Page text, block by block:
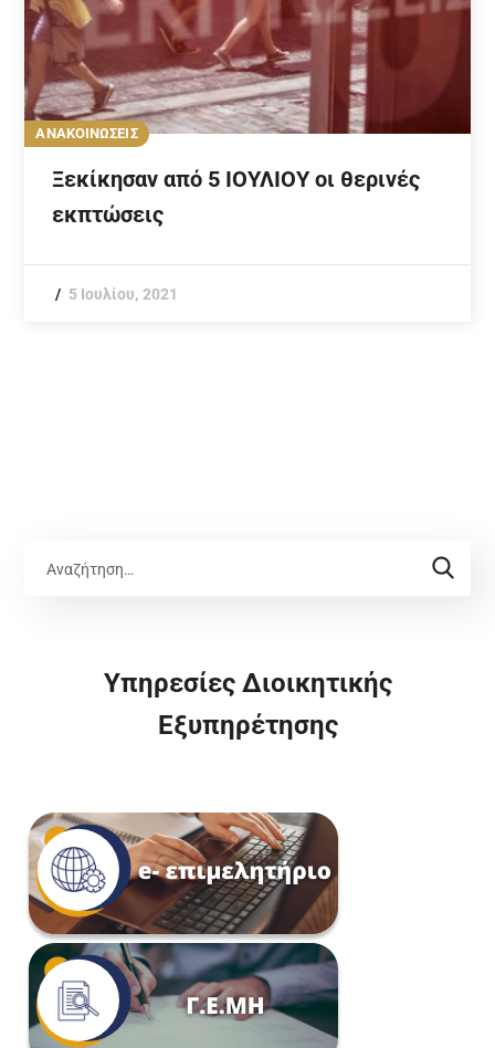
ΑΝΑΚΟΙΝΩΣΕΙΣ
Ξεκίκησαν από 5 ΙΟΥΛΙΟΥ οι θερινές
εκπτώσεις
5 Ιουλίου, 2021
Υπηρεσίες Διοικητικής
Εξυπηρέτησης